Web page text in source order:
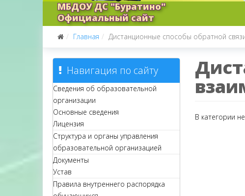
МБДОУ ДС "Буратино"
Официальный сайт
Главная Дистанционные способы обратной
Навигация по сайту
Сведения об образовательной
организации
Основные сведения
Лицензия
Структура и органы управления
образовательной организацией
Документы
Устав
Правила внутреннего распорядка
В категории